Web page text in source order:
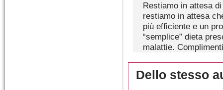
Restiamo in attesa
restiamo in attesa
più efficiente e un
“semplice” dieta
malattie.
Dello stesso